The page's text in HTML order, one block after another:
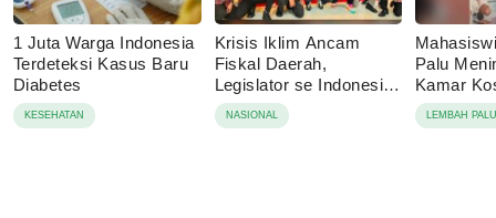
1 Juta Warga Indonesia
Terdeteksi Kasus Baru
Diabetes
KESEHATAN
Krisis Iklim Ancam
Fiskal Daerah,
Legislator se Indonesia
Dorong APBD Berbasis
Ketahanan Lingkungan
NASIONAL
Palu
Kamar
Tolak
LEMBAH PALU